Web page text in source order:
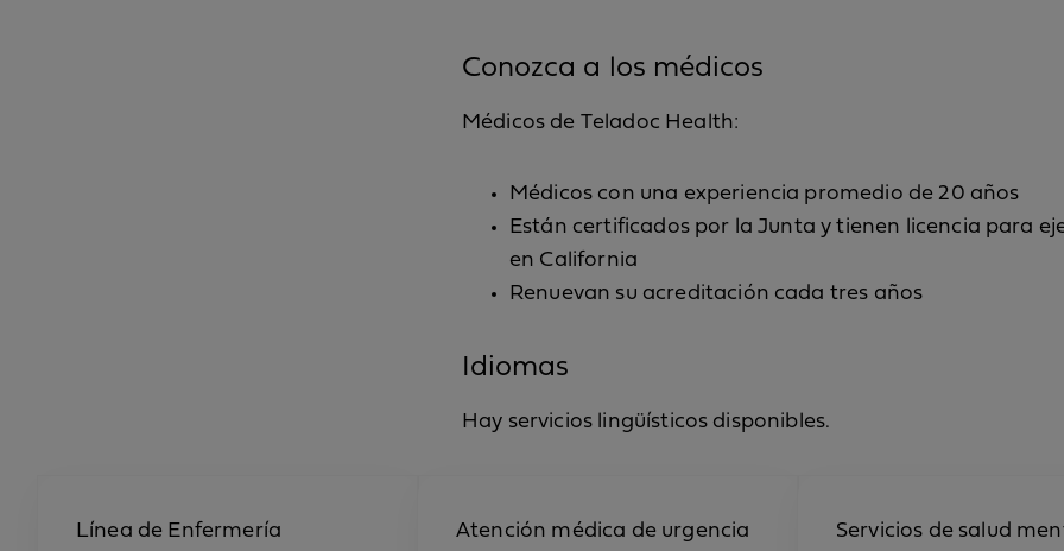
Conozca a los médicos
Médicos de Teladoc Health:
Médicos con una experiencia promedio de 20 años
Están certificados por la Junta y tienen licencia para
en California
Renuevan su acreditación cada tres años
Idiomas
Hay servicios lingüísticos disponibles.
Línea de Enfermería
Atención médica de urgencia
Servicios de salud